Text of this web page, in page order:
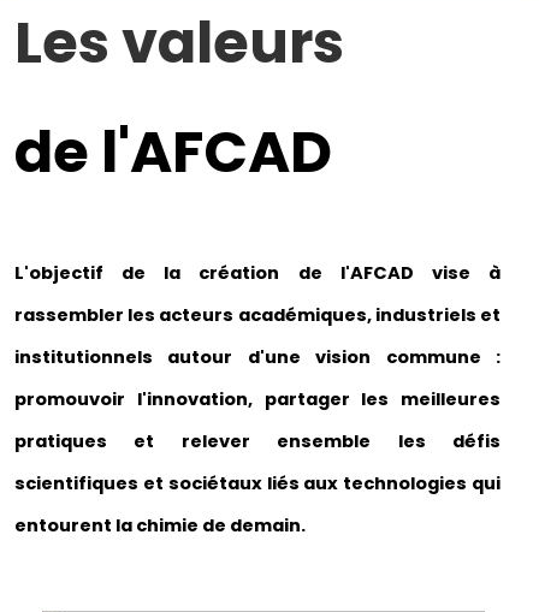
Les valeurs
de l'AFCAD
L'objectif de la création de l'AFCAD vise à
rassembler les acteurs académiques, industriels et
institutionnels autour d'une vision commune :
promouvoir l'innovation, partager les meilleures
pratiques et relever ensemble les défis
scientifiques et sociétaux liés aux technologies qui
entourent la chimie de demain.